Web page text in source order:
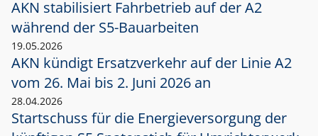
AKN stabilisiert Fahrbetrieb auf der A2
während der S5-Bauarbeiten
19.05.2026
AKN kündigt Ersatzverkehr auf der Linie A2
vom 26. Mai bis 2. Juni 2026 an
28.04.2026
Startschuss für die Energieversorgung der